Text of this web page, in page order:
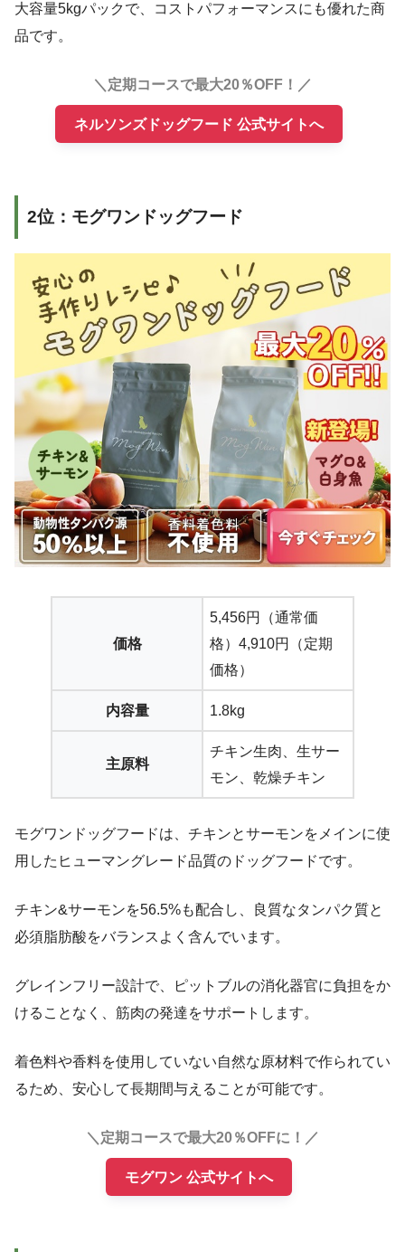
大容量5kgパックで、コストパフォーマンスにも優れた商
品です。
＼定期コースで最大20％OFF！／
ネルソンズドッグフード 公式サイトへ
2位：モグワンドッグフード
価格
5,456円（通常価
格）4,910円（定期
価格）
内容量 1.8kg
主原料
チキン生肉、生サー
モン、乾燥チキン
モグワンドッグフードは、チキンとサーモンをメインに使
用したヒューマングレード品質のドッグフードです。
チキン&サーモンを56.5%も配合し、良質なタンパク質と
必須脂肪酸をバランスよく含んでいます。
グレインフリー設計で、ピットブルの消化器官に負担をか
けることなく、筋肉の発達をサポートします。
着色料や香料を使用していない自然な原材料で作られてい
るため、安心して長期間与えることが可能です。
＼定期コースで最大20％OFFに！／
モグワン 公式サイトへ